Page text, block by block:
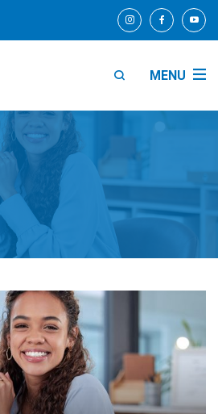
MENU